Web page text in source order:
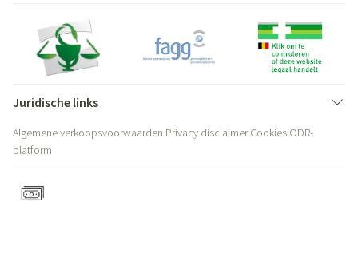
Juridische links
Algemene verkoopsvoorwaarden Privacy disclaimer Cookies ODR-
platform